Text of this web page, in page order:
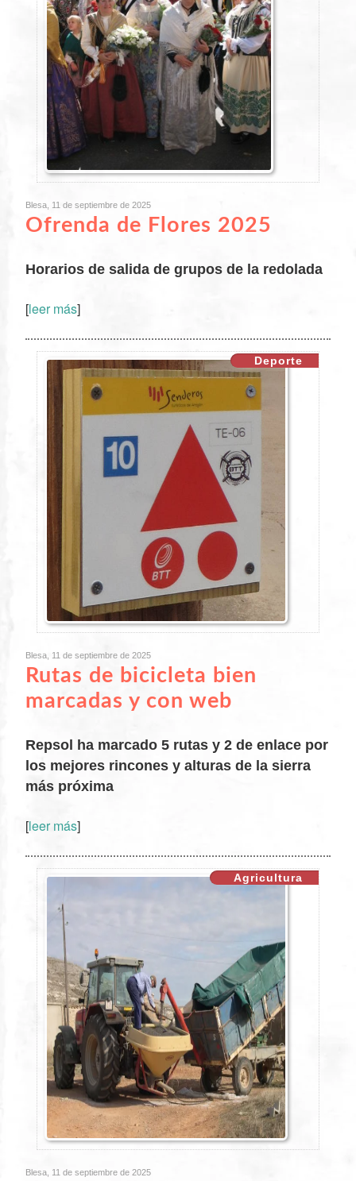
XX
Blesa, 11 de septiembre de 2025
Ofrenda de Flores 2025
Horarios de salida de grupos de la redolada
[leer más]
Deporte
Blesa, 11 de septiembre de 2025
Rutas de bicicleta bien
marcadas y con web
Repsol ha marcado 5 rutas y 2 de enlace por
los mejores rincones y alturas de la sierra
más próxima
[leer más]
Agricultura
Blesa, 11 de septiembre de 2025